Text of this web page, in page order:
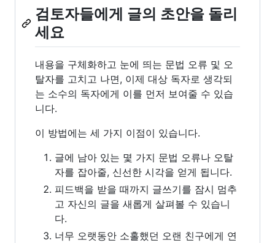
검토자들에게 글의 초안을 돌리
세요
내용을 구체화하고 눈에 띄는 문법 오류 및 오
탈자를 고치고 나면, 이제 대상 독자로 생각되
는 소수의 독자에게 이를 먼저 보여줄 수 있습
니다.
이 방법에는 세 가지 이점이 있습니다.
글에 남아 있는 몇 가지 문법 오류나 오탈
자를 잡아줄, 신선한 시각을 얻게 됩니다.
피드백을 받을 때까지 글쓰기를 잠시 멈추
고 자신의 글을 새롭게 살펴볼 수 있습니
다.
너무 오랫동안 소홀했던 오랜 친구에게 연